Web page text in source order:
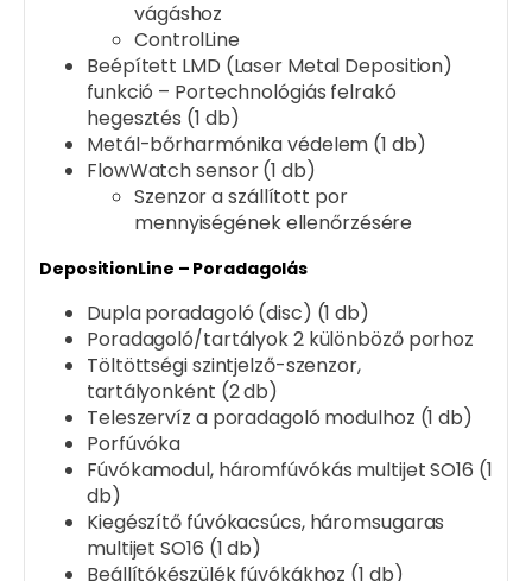
vágáshoz
ControlLine
Beépített LMD (Laser Metal Deposition)
funkció – Portechnológiás felrakó
hegesztés (1 db)
Metál-bőrharmónika védelem (1 db)
FlowWatch sensor (1 db)
Szenzor a szállított por
mennyiségének ellenőrzésére
DepositionLine – Poradagolás
Dupla poradagoló (disc) (1 db)
Poradagoló/tartályok 2 különböző porhoz
Töltöttségi szintjelző-szenzor,
tartályonként (2 db)
Teleszervíz a poradagoló modulhoz (1 db)
Porfúvóka
Fúvókamodul, háromfúvókás multijet SO16 (1
db)
Kiegészítő fúvókacsúcs, háromsugaras
multijet SO16 (1 db)
Beállítókészülék fúvókákhoz (1 db)